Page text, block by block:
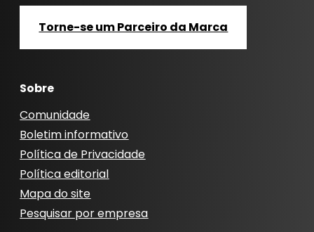
Torne-se um Parceiro da Marca
Sobre
Comunidade
Boletim informativo
Política de Privacidade
Política editorial
Mapa do site
Pesquisar por empresa